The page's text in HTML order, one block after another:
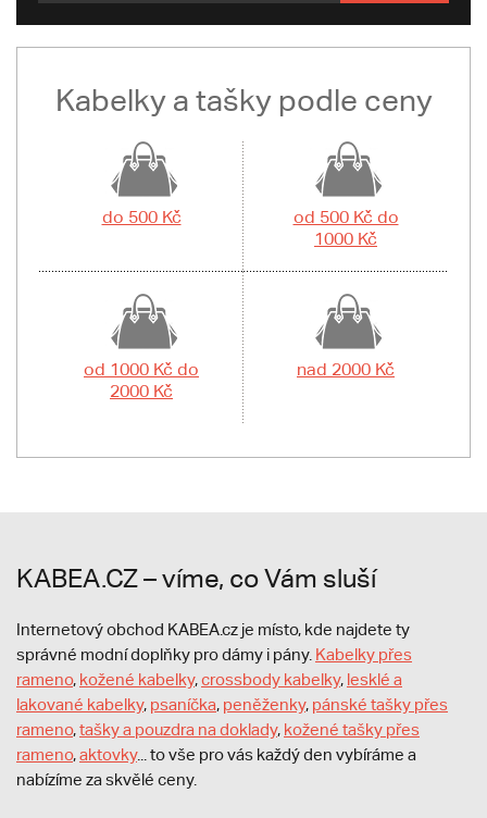
Kabelky a tašky podle ceny
do 500 Kč
od 500 Kč do
1000 Kč
od 1000 Kč do
2000 Kč
nad 2000 Kč
KABEA.CZ – víme, co Vám sluší
Internetový obchod KABEA.cz je místo, kde najdete ty
správné modní doplňky pro dámy i pány. Kabelky přes
rameno, kožené kabelky,crossbody kabelky, lesklé a
lakované kabelky, psaníčka, peněženky, pánské tašky přes
rameno,tašky a pouzdra na doklady, kožené tašky přes
rameno,aktovky... to vše pro vás každý den vybíráme a
nabízíme za skvělé ceny.